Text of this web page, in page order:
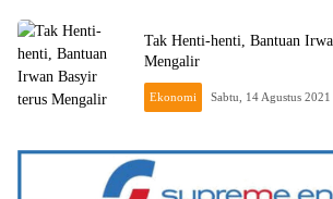
Tak Henti-henti, Bantuan
Mengalir
Ekonomi Sabtu, 14 Agustus